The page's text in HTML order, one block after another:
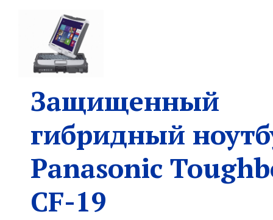
Защищенный
гибридный
Panasonic
CF-19